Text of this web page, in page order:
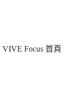
VIVE Focus 首頁